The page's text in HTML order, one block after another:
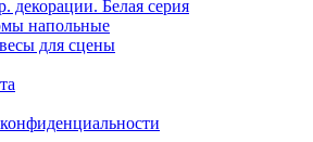
декорации. Белая серия
напольные
для сцены